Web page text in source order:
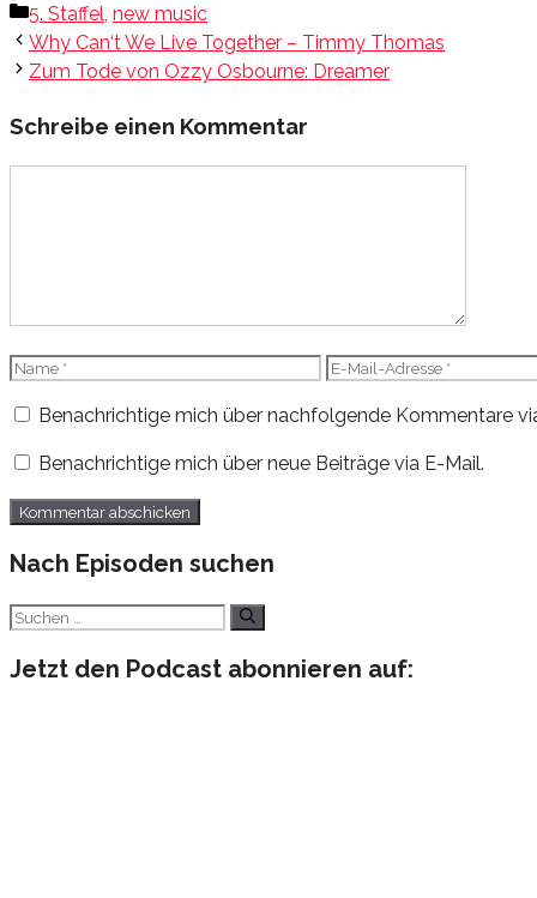
Kategorien
5. Staffel, new music
Why Can‘t We Live Together – Timmy Thomas
Zum Tode von Ozzy Osbourne: Dreamer
Schreibe einen Kommentar
Name
E-
Adresse
Benachrichtige mich über nachfolgende Kommentare
Benachrichtige mich über neue Beiträge via E-Mail.
Nach Episoden suchen
Suchen
Jetzt den Podcast abonnieren auf: